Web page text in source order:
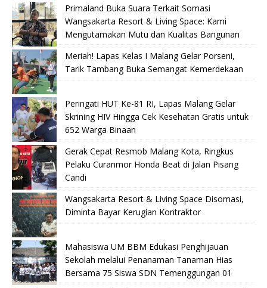
Primaland Buka Suara Terkait Somasi
Wangsakarta Resort & Living Space: Kami
Mengutamakan Mutu dan Kualitas Bangunan
Meriah! Lapas Kelas I Malang Gelar Porseni,
Tarik Tambang Buka Semangat Kemerdekaan
Peringati HUT Ke-81 RI, Lapas Malang Gelar
Skrining HIV Hingga Cek Kesehatan Gratis untuk
652 Warga Binaan
Gerak Cepat Resmob Malang Kota, Ringkus
Pelaku Curanmor Honda Beat di Jalan Pisang
Candi
Wangsakarta Resort & Living Space Disomasi,
Diminta Bayar Kerugian Kontraktor
Mahasiswa UM BBM Edukasi Penghijauan
Sekolah melalui Penanaman Tanaman Hias
Bersama 75 Siswa SDN Temenggungan 01